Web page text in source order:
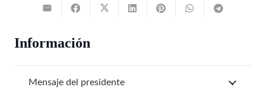
Información
Mensaje del presidente